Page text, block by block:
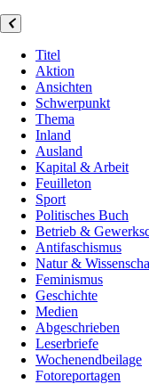
Titel
Aktion
Ansichten
Schwerpunkt
Thema
Inland
Ausland
Kapital & Arbeit
Feuilleton
Sport
Politisches Buch
Betrieb &
Antifaschismus
Natur &
Feminismus
Geschichte
Medien
Abgeschrieben
Leserbriefe
Wochenendbeilage
Fotoreportagen